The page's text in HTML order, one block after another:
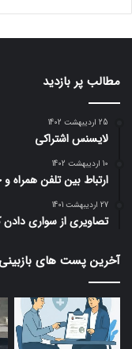
مطالب پر بازدید
25 اردیبهشت 1402
لایسنس اشتراکی
10 اردیبهشت 1402
ارتباط بین تلفن
27 اردیبهشت 1401
تصاویری از سواری دادن
آخرین پست های